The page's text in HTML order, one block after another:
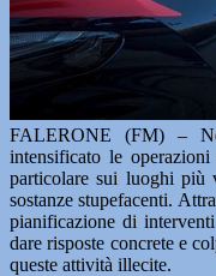
FALERONE (FM) –
intensificato le
particolare sui luoghi più
sostanze stupefacenti.
pianificazione di
dare risposte concrete e
queste attività illecite.